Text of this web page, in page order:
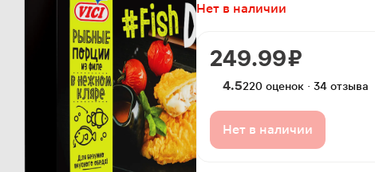
Нет в наличии
249.99 ₽
4.5220 оценок · 34 отзыва
Нет в наличии